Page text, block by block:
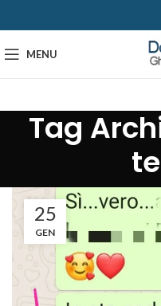
MENU
Tag
25
GEN